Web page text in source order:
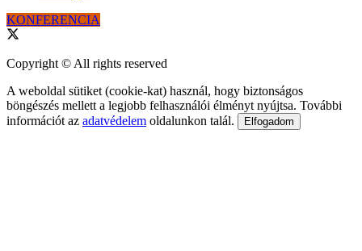
KONFERENCIA
Copyright © All rights reserved
A weboldal sütiket (cookie-kat) használ, hogy biztonságos
böngészés mellett a legjobb felhasználói élményt nyújtsa. További
információt az adatvédelem oldalunkon talál. Elfogadom